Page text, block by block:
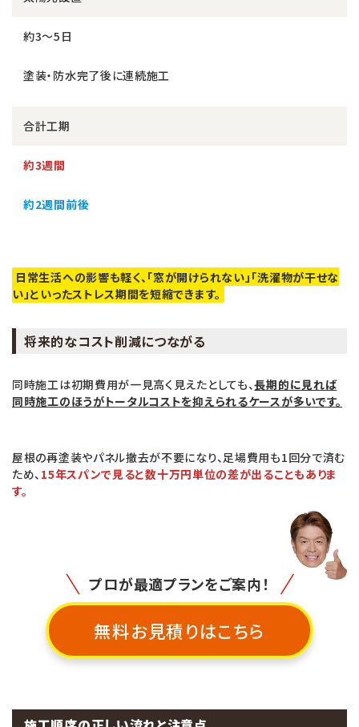
約3〜5日
塗装・防水完了後に連続施工
合計工期
約3週間
約2週間前後
日常生活への影響も軽く、「窓が開けられない」「洗濯物が干せな
い」といったストレス期間を短縮できます。
将来的なコスト削減につながる
同時施工は初期費用が一見高く見えたとしても、長期的に見れば
同時施工のほうがトータルコストを抑えられるケースが多いです。
屋根の再塗装やパネル撤去が不要になり、足場費用も1回分で済む
ため、 15年スパンで見ると数十万円単位の差が出ることもありま
す。
プロが最適プランをご案内！
無料お見積りはこちら